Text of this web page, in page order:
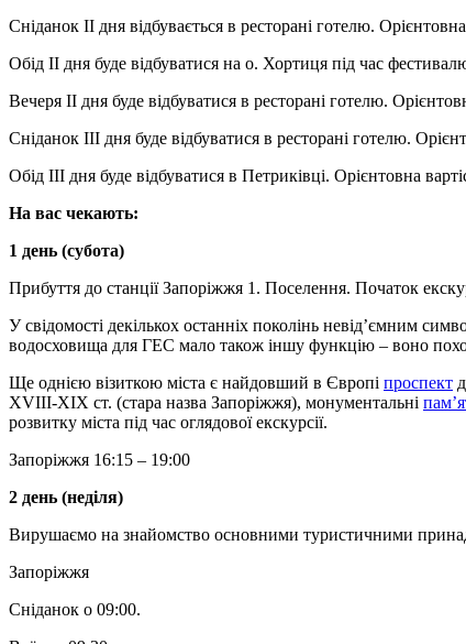
Сніданок ІІ дня відбувається в ресторані готелю.
Обід ІІ дня буде відбуватися на о. Хортиця під час
Вечеря ІІ дня буде відбуватися в ресторані готелю.
Сніданок ІІІ дня буде відбуватися в ресторані готелю.
Обід ІІІ дня буде відбуватися в Петриківці. Орієнтовна
На вас чекають:
1 день (субота)
Прибуття до станції Запоріжжя 1. Поселення. Початок
У свідомості декількох останніх поколінь невід’ємним
водосховища для ГЕС мало також іншу функцію – воно
Ще однією візиткою міста є найдовший в Європі проспект
XVIII-XIX ст. (стара назва Запоріжжя), монументальні
розвитку міста під час оглядової екскурсії.
Запоріжжя 16:15 – 19:00
2 день (неділя)
Вирушаємо на знайомство основними туристичними
Запоріжжя
Сніданок о 09:00.